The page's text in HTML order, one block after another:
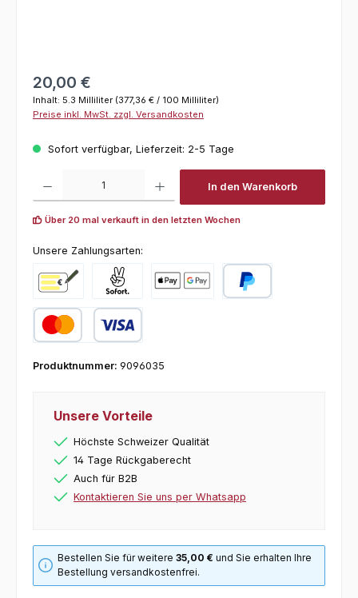
Regulärer Preis:
20,00 €
Inhalt: 5.3 Milliliter (377,36 € / 100 Milliliter)
Preise inkl. MwSt. zzgl. Versandkosten
Sofort verfügbar, Lieferzeit: 2-5 Tage
In den Warenkorb
Über 20 mal verkauft in den letzten Wochen
Unsere Zahlungsarten:
Vorkasse Pay with Klarna
Produktnummer: 9096035
Unsere Vorteile
Höchste Schweizer Qualität
14 Tage Rückgaberecht
Auch für B2B
Kontaktieren Sie uns per Whatsapp
Bestellen Sie für weitere35,00 € und Sie erhalten Ihre
Bestellung versandkostenfrei.